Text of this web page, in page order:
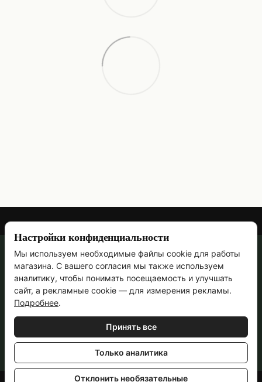
067 473-69-90
Контактная информация
Полная версия сайта
Ручная работа с 2011 года · Пн–Пт, 09:00–18:00
© 2011—2026
Настройки конфиденциальности
Мы используем необходимые файлы cookie для работы
магазина. С вашего согласия мы также используем
аналитику, чтобы понимать посещаемость и улучшать
сайт, а рекламные cookie — для измерения рекламы.
Подробнее.
Принять все
Только аналитика
Отклонить необязательные